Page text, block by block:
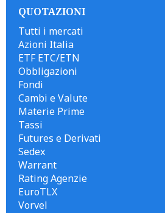
QUOTAZIONI
Tutti i mercati
Azioni Italia
ETF ETC/ETN
Obbligazioni
Fondi
Cambi e Valute
Materie Prime
Tassi
Futures e Derivati
Sedex
Warrant
Rating Agenzie
EuroTLX
Vorvel